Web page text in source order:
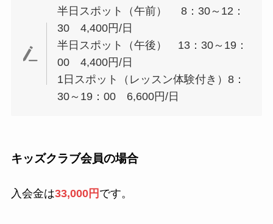
半日スポット（午前） 8：30～12：
30 4,400円/日
半日スポット（午後） 13：30～19：
00 4,400円/日
1日スポット（レッスン体験付き）8：
30～19：00 6,600円/日
キッズクラブ会員の場合
入会金は33,000円 です。